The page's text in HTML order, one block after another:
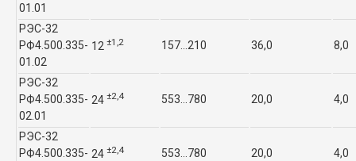
01.01
РЭС-32
РФ4.500.335-
01.02
12 ±1,2 157…210 36,0 8,0
РЭС-32
РФ4.500.335-
02.01
24 ±2,4 553…780 20,0 4,0
РЭС-32
РФ4.500.335- 24 ±2,4 553…780 20,0 4,0